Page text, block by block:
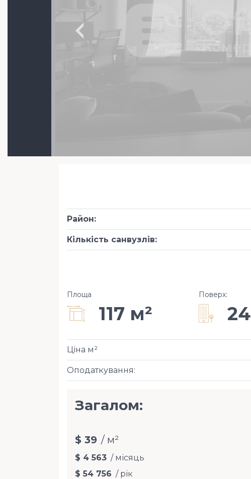
Район:
Кількість санвузлів:
Площа
117 м²
Поверх:
24
Оподаткування:
Ціна м²
Загалом:
$ 39 / м²
$ 4 563 / місяць
$ 54 756 / рік